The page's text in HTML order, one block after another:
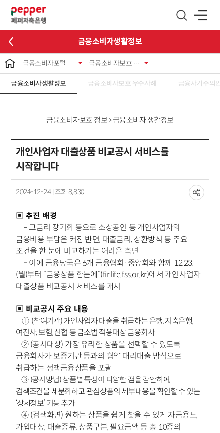
금융소비자생활정보
금융소비자포털 금융소비자보호 정보
금융소비자생활정보 금융소비자보호 우수사례 금융사기주의
금융소비자보호 정보 > 금융소비자 생활정보
개인사업자 대출상품 비교공시 서비스를
시작합니다
2024-12-24 | 조회 8,830
▣ 추진 배경
- 고금리 장기화 등으로 소상공인 등 개인사업자의
금융비용 부담은 커진 반면, 대출금리, 상환방식 등 주요
조건을 한 눈에 비교하기는 어려운 측면
- 이에 금융당국은 6개 금융협회·중앙회와 함께 12.23.
(월)부터 “금융상품 한눈에”(finlife.fss.or.kr)에서 개인사업자
대출상품 비교공시 서비스를 개시
▣ 비교공시 주요 내용
① (참여기관) 개인사업자 대출을 취급하는 은행, 저축은행,
여전사,보험, 신협 등 금소법 적용대상 금융회사
② (공시대상) 가장 유리한 상품을 선택할 수 있도록
금융회사가 보증기관 등과의 협약 대리대출 방식으로
취급하는 정책금융상품을 포괄
③ (공시방법) 상품별 특성이 다양한 점을 감안하여,
검색조건을 세분화하고 관심상품의 세부내용을 확인할 수 있는
‘상세정보’ 기능 추가
④(검색화면) 원하는 상품을 쉽게 찾을 수 있게 자금용도,
가입대상, 대출종류, 상품구분, 필요금액 등 총 10종의